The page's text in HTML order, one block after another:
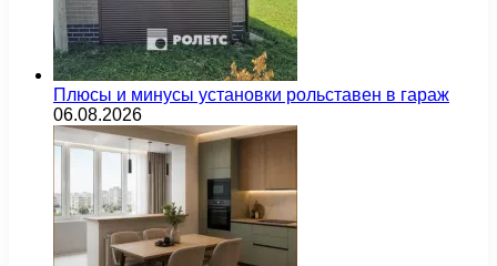
Плюсы и минусы установки рольставен в гараж
06.08.2026